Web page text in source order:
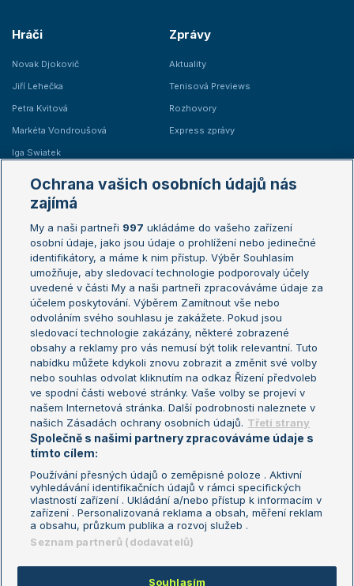
Hráči
Novak Djokovič
Jiří Lehečka
Petra Kvitová
Markéta Vondroušová
Iga Swiatek
Zprávy
Aktuality
Tenisová Previews
Rozhovory
Express zprávy
Žebříčky
Žebříček ATP (muži)
Žebříček WTA (ženy)
Sázkařský žebříček
Australian Open
French Open
Wimbledon
US Open
Turnaj mistrů
Turnaj mistryň
Aktualní trendy
Fotbalové přestupy
Livesport Daily
LS Prague Open
Podmínky užití
Nastavení soukromí
GDPR a žurnalistika
Reklama
Kontakt
Informace o zpracování osobních
údajů
Ochrana vašich osobních údajů nás
zajímá
My a naši partneři 997 ukládáme do vašeho zařízení
osobní údaje, jako jsou údaje o prohlížení nebo jedinečné
identifikátory, a máme k nim přístup. Výběr Souhlasím
umožňuje, aby sledovací technologie podporovaly účely
uvedené v části My a naši partneři zpracováváme údaje za
účelem poskytování. Výběrem Zamítnout vše nebo
odvoláním svého souhlasu je zakážete. Pokud jsou
sledovací technologie zakázány, některé zobrazené
obsahy a reklamy pro vás nemusí být tolik relevantní. Tuto
nabídku můžete kdykoli znovu zobrazit a změnit své volby
nebo souhlas odvolat kliknutím na odkaz Řízení předvoleb
ve spodní části webové stránky. Vaše volby se projeví v
našem Internetová stránka. Další podrobnosti naleznete v
našich Zásadách ochrany osobních údajů. Třetí strany
Společně s našimi partnery zpracováváme údaje s
tímto cílem:
Používání přesných údajů o zeměpisné poloze . Aktivní
vyhledávání identifikačních údajů v rámci specifických
vlastností zařízení . Ukládání a/nebo přístup k informacím v
zařízení . Personalizovaná reklama a obsah, měření reklam
a obsahu, průzkum publika a rozvoj služeb .
Seznam partnerů (dodavatelů)
Souhlasím